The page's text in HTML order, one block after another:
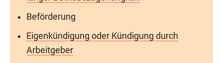
Beförderung
Eigenkündigung oder Kündigung durch
Arbeitgeber